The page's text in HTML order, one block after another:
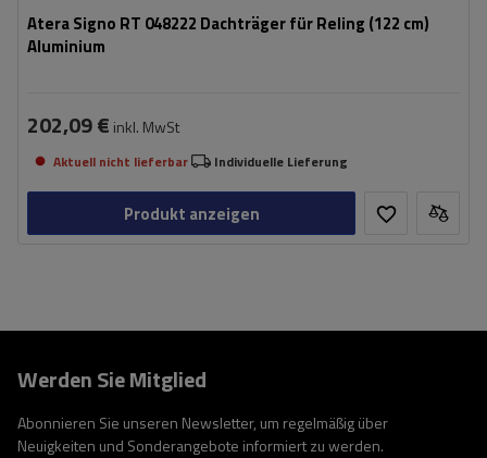
Atera Signo RT 048222 Dachträger für Reling (122 cm)
Aluminium
202,09 € inkl. MwSt
Aktuell nicht lieferbar Individuelle Lieferung
Produkt anzeigen
Werden Sie Mitglied
Abonnieren Sie unseren Newsletter, um regelmäßig über
Neuigkeiten und Sonderangebote informiert zu werden.